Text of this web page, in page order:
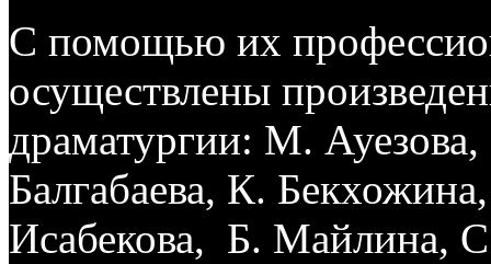
С помощью их
осуществлены
драматургии: М.
Балгабаева, К.
Исабекова, Б. Майлина,